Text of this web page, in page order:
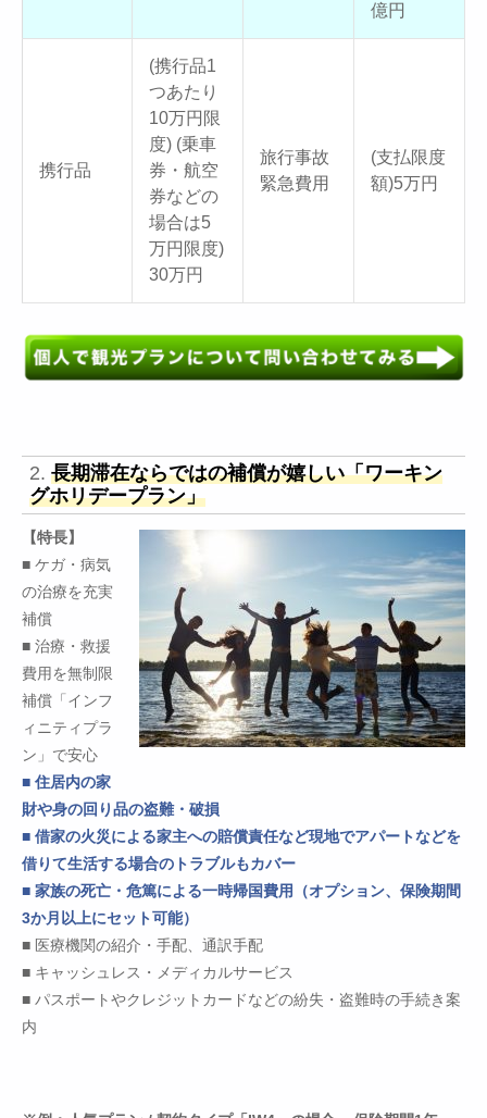
億円
携行品
(携行品1
つあたり
10万円限
度) (乗車
券・航空
券などの
場合は5
万円限度)
30万円
旅行事故
緊急費用
(支払限度
額)5万円
2.長期滞在ならではの補償が嬉しい「ワーキン
グホリデープラン」
【特長】
■ ケガ・病気
の治療を充実
補償
■ 治療・救援
費用を無制限
補償「インフ
ィニティプラ
ン」で安心
■ 住居内の家
財や身の回り品の盗難・破損
■ 借家の火災による家主への賠償責任など現地でアパートなどを
借りて生活する場合のトラブルもカバー
■ 家族の死亡・危篤による一時帰国費用（オプション、保険期間
3か月以上にセット可能）
■ 医療機関の紹介・手配、通訳手配
■ キャッシュレス・メディカルサービス
■ パスポートやクレジットカードなどの紛失・盗難時の手続き案
内